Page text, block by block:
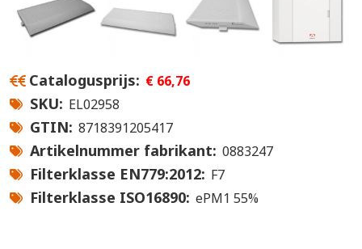
Catalogusprijs € 66,76
SKU EL02958
GTIN 8718391205417
Artikelnummer fabrikant 0883247
Filterklasse EN779:2012 F7
Filterklasse ISO16890 ePM1 55%